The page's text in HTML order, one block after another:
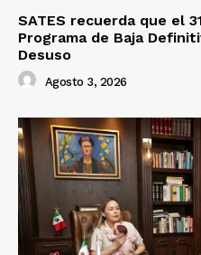
SATES recuerda que el
Programa de Baja
Desuso
Agosto 3, 2026